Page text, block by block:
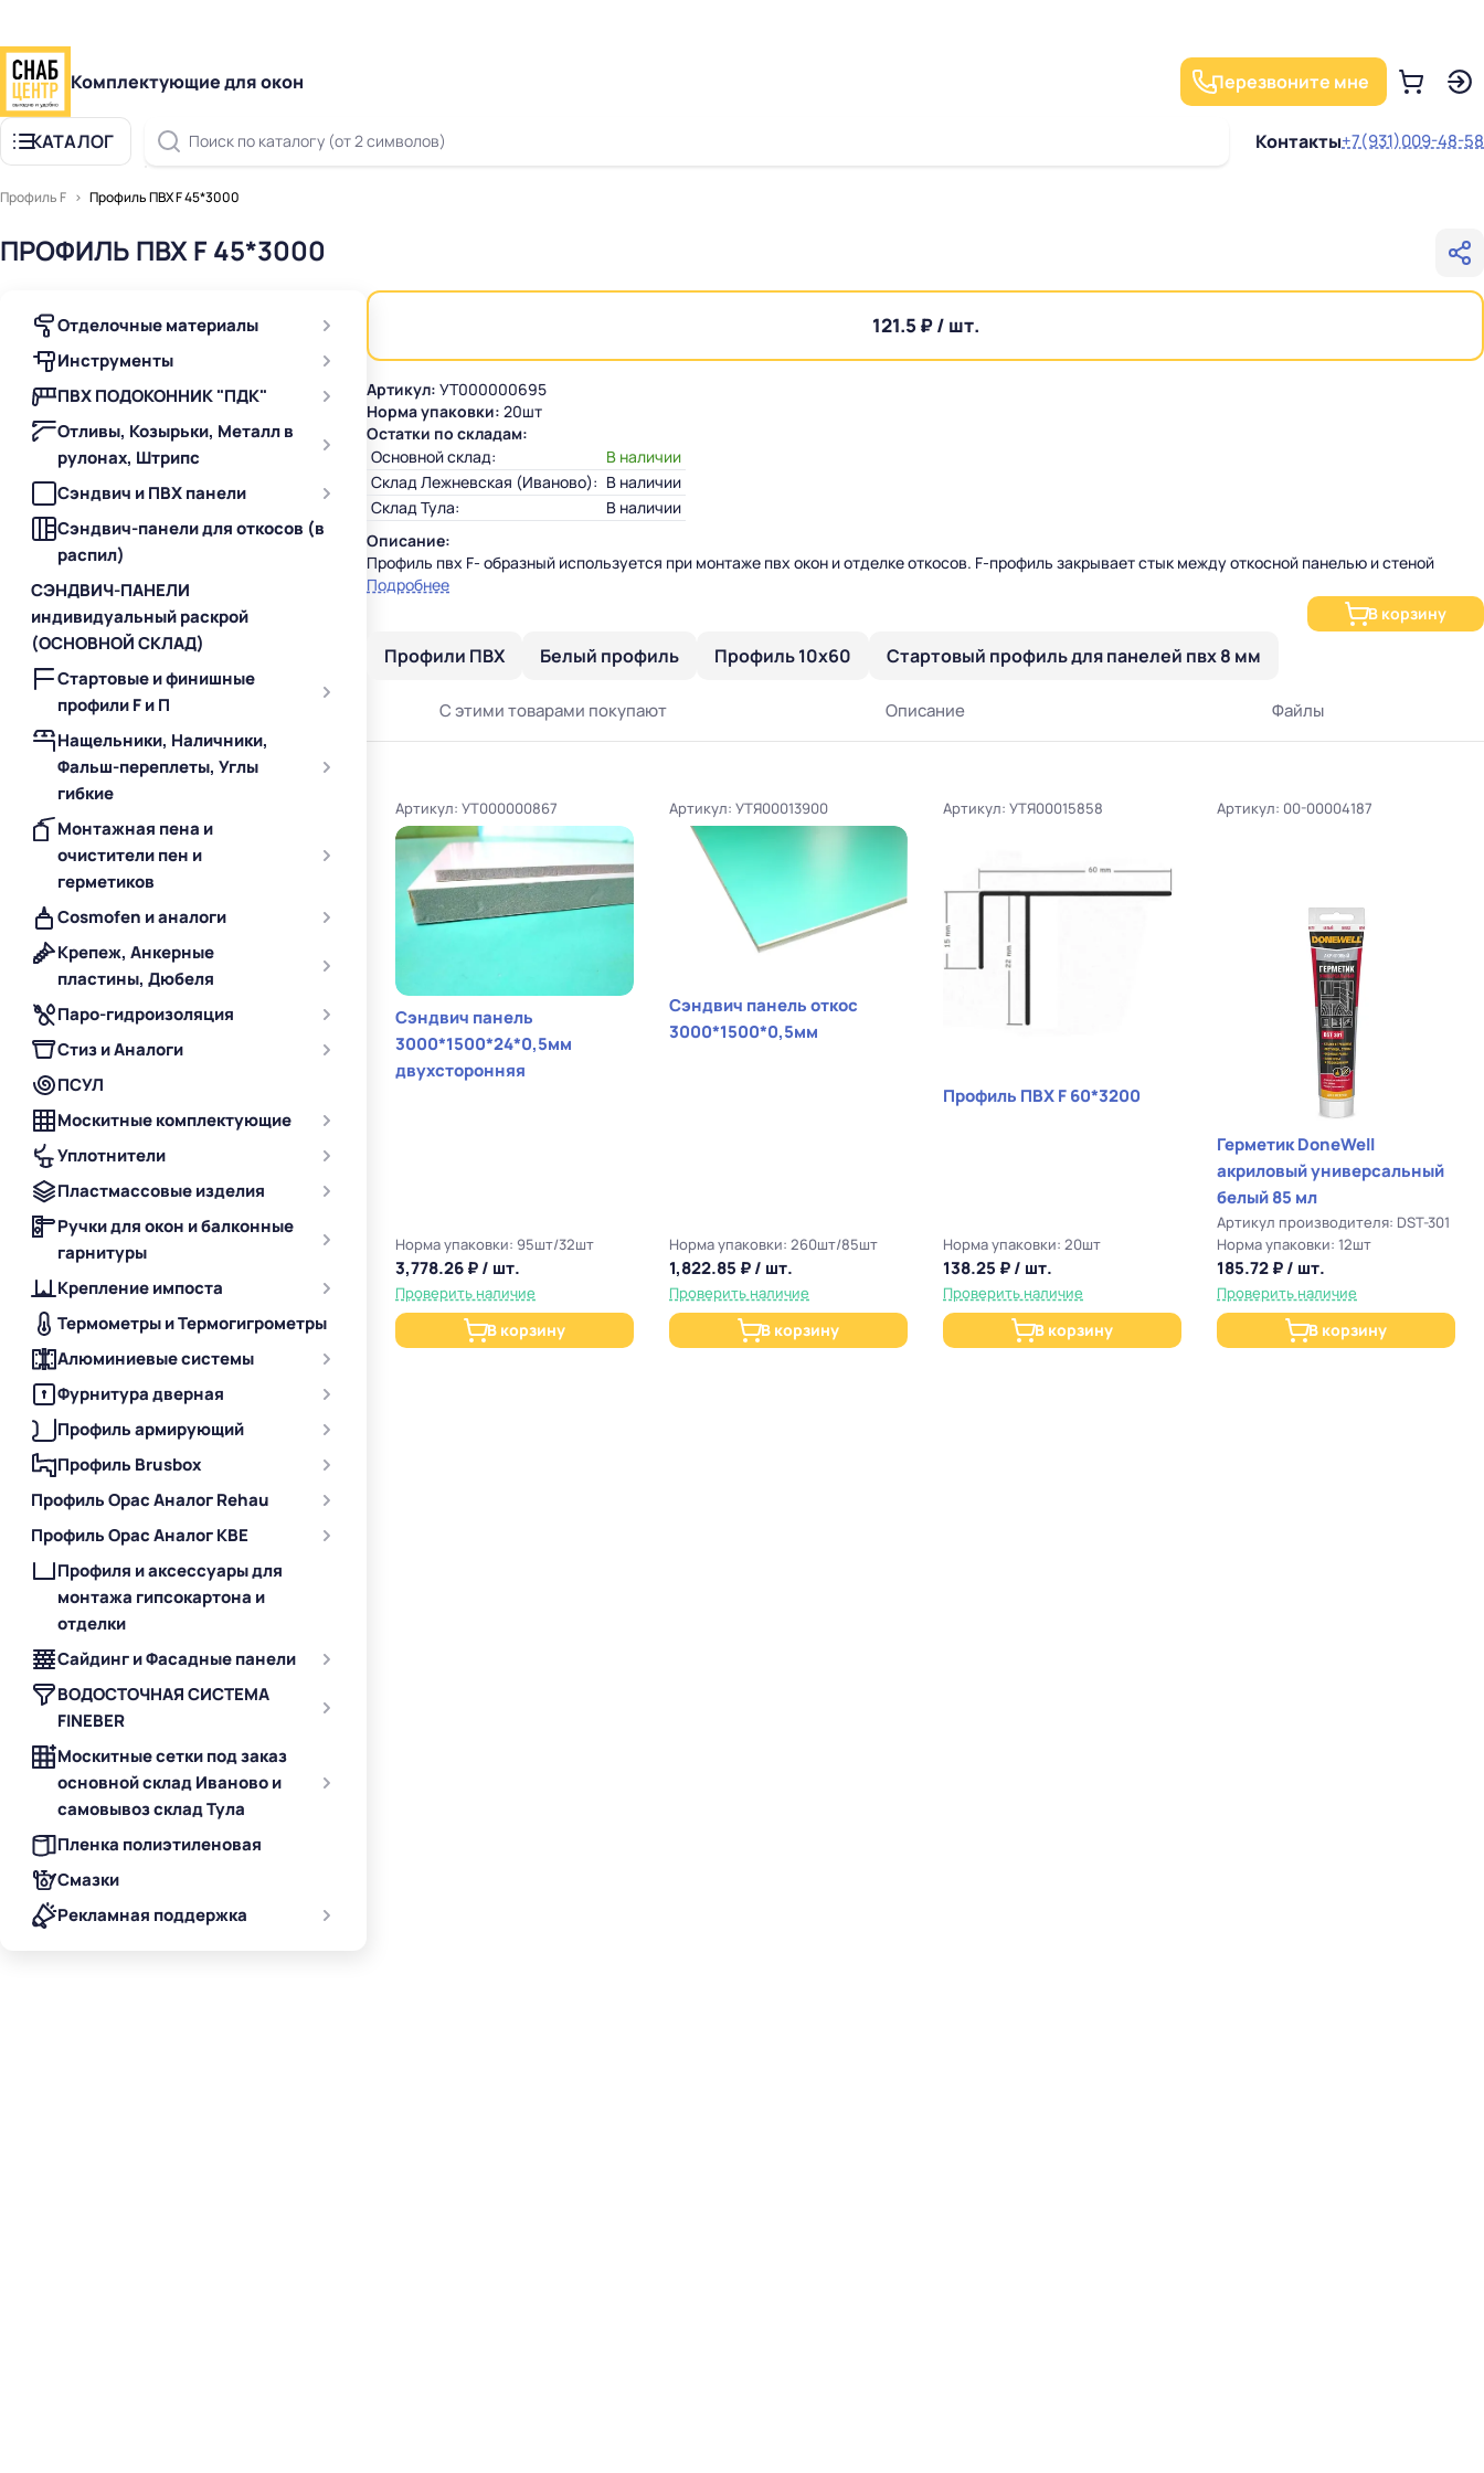
Комплектующие для окон Перезвоните мне
КАТАЛОГ Поиск по каталогу (от 2 символов) Контакты+7(931)009-48-58
Профиль F Профиль ПВХ F 45*3000
ПРОФИЛЬ ПВХ F 45*3000
Отделочные материалы
Инструменты
ПВХ ПОДОКОННИК "ПДК"
Отливы, Козырьки, Металл в
рулонах, Штрипс
Сэндвич и ПВХ панели
Сэндвич-панели для откосов (в
распил)
СЭНДВИЧ-ПАНЕЛИ
индивидуальный раскрой
(ОСНОВНОЙ СКЛАД)
Стартовые и финишные
профили F и П
Нащельники, Наличники,
Фальш-переплеты, Углы
гибкие
Монтажная пена и
очистители пен и
герметиков
Cosmofen и аналоги
Крепеж, Анкерные
пластины, Дюбеля
Паро-гидроизоляция
Стиз и Аналоги
ПСУЛ
Москитные комплектующие
Уплотнители
Пластмассовые изделия
Ручки для окон и балконные
гарнитуры
Крепление импоста
Термометры и Термогигрометры
Алюминиевые системы
Фурнитура дверная
Профиль армирующий
Профиль Brusbox
Профиль Орас Аналог Rehau
Профиль Орас Аналог KBE
Профиля и аксессуары для
монтажа гипсокартона и
отделки
Сайдинг и Фасадные панели
ВОДОСТОЧНАЯ СИСТЕМА
FINEBER
Москитные сетки под заказ
основной склад Иваново и
самовывоз склад Тула
Пленка полиэтиленовая
Смазки
Рекламная поддержка
121.5 ₽ / шт.
Артикул: УТ000000695
Норма упаковки: 20шт
Остатки по складам:
Основной склад:
В наличии
Склад Лежневская (Иваново): В наличии
Склад Тула:
В наличии
Описание:
Профиль пвх F- образный используется при монтаже пвх окон и отделке откосов. F-профиль закрывает стык между откосной панелью и стеной
Подробнее
В корзину
Профили ПВХ Белый профиль Профиль 10х60 Стартовый профиль для панелей пвх 8 мм
С этими товарами покупают Описание Файлы
Артикул: УТ000000867
Сэндвич панель
3000*1500*24*0,5мм
двухсторонняя
Норма упаковки: 95шт/32шт
3,778.26 ₽ / шт.
Проверить наличие
В корзину
Артикул: УТЯ00013900
Сэндвич панель откос
3000*1500*0,5мм
Норма упаковки: 260шт/85шт
1,822.85 ₽ / шт.
Проверить наличие
В корзину
Артикул: УТЯ00015858
Профиль ПВХ F 60*3200
Норма упаковки: 20шт
138.25 ₽ / шт.
Проверить наличие
В корзину
Артикул: 00-00004187
Герметик DoneWell
акриловый универсальный
белый 85 мл
Артикул производителя: DST-301
Норма упаковки: 12шт
185.72 ₽ / шт.
Проверить наличие
В корзину